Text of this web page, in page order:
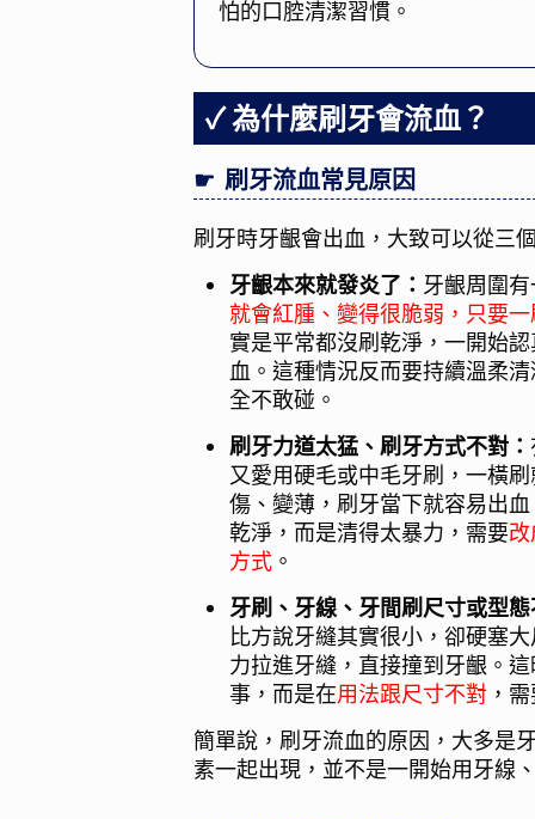
怕的口腔清潔習慣。
為什麼刷牙會流血？
刷牙流血常見原因
刷牙時牙齦會出血，大致可以從三
牙齦本來就發炎了： 牙齦周圍
就會紅腫、變得很脆弱，只要
實是平常都沒刷乾淨，一開始
血。這種情況反而要持續溫柔
全不敢碰。
刷牙力道太猛、刷牙方式不對：
又愛用硬毛或中毛牙刷，一橫
傷、變薄，刷牙當下就容易出
乾淨，而是清得太暴力，需要
方式。
牙刷、牙線、牙間刷尺寸或型
比方說牙縫其實很小，卻硬塞
力拉進牙縫，直接撞到牙齦。
事，而是在用法跟尺寸不對，
簡單說，刷牙流血的原因，大多是
素一起出現，並不是一開始用牙線